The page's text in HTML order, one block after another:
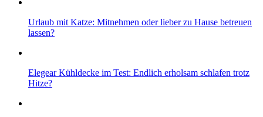
Urlaub mit Katze: Mitnehmen oder lieber zu Hause betreuen
lassen?
Elegear Kühldecke im Test: Endlich erholsam schlafen trotz
Hitze?